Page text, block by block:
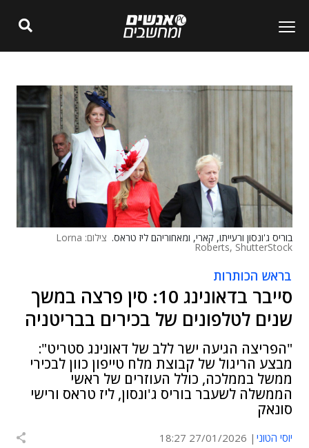
בוריס ג'ונסון ורעייתו, קארי, ומאחוריהם ליז טראס. צילום: Lorna
Roberts, ShutterStock
בראש הכותרות
סייבר בדאונינג 10: סין פרצה במשך
שנים לטלפונים של בכירים בבריטניה
"הפריצה הגיעה ישר ללב של דאונינג סטריט":
מבצע הריגול של קבוצת מלח טייפון כוון לבכירי
ממשל בממלכה, כולל העוזרים של ראשי
הממשלה לשעבר בוריס ג'ונסון, ליז טראס ורישי
סונאק
יוסי הטוני 27/01/2026 18:27